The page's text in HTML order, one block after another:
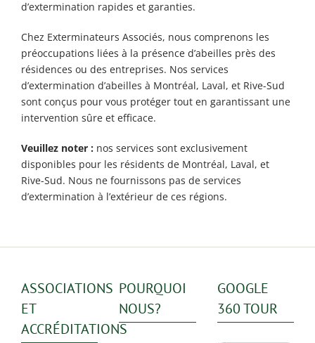
d’extermination rapides et garanties.
Chez Exterminateurs Associés, nous comprenons les
préoccupations liées à la présence d’abeilles près des
résidences ou des entreprises. Nos services
d’extermination d’abeilles à Montréal, Laval, et Rive-Sud
sont conçus pour vous protéger tout en garantissant une
intervention sûre et efficace.
Veuillez noter :nos services sont exclusivement
disponibles pour les résidents de Montréal, Laval, et
Rive-Sud. Nous ne fournissons pas de services
d’extermination à l’extérieur de ces régions.
ASSOCIATIONS
ET
ACCRÉDITATIONS
POURQUOI
NOUS?
GOOGLE
360 TOUR